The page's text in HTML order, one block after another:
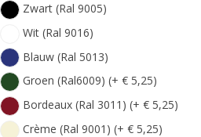
Zwart (Ral 9005)
Wit (Ral 9016)
Blauw (Ral 5013)
Groen (Ral6009) (+ € 5,25)
Bordeaux (Ral 3011) (+ € 5,25)
Crème (Ral 9001) (+ € 5,25)